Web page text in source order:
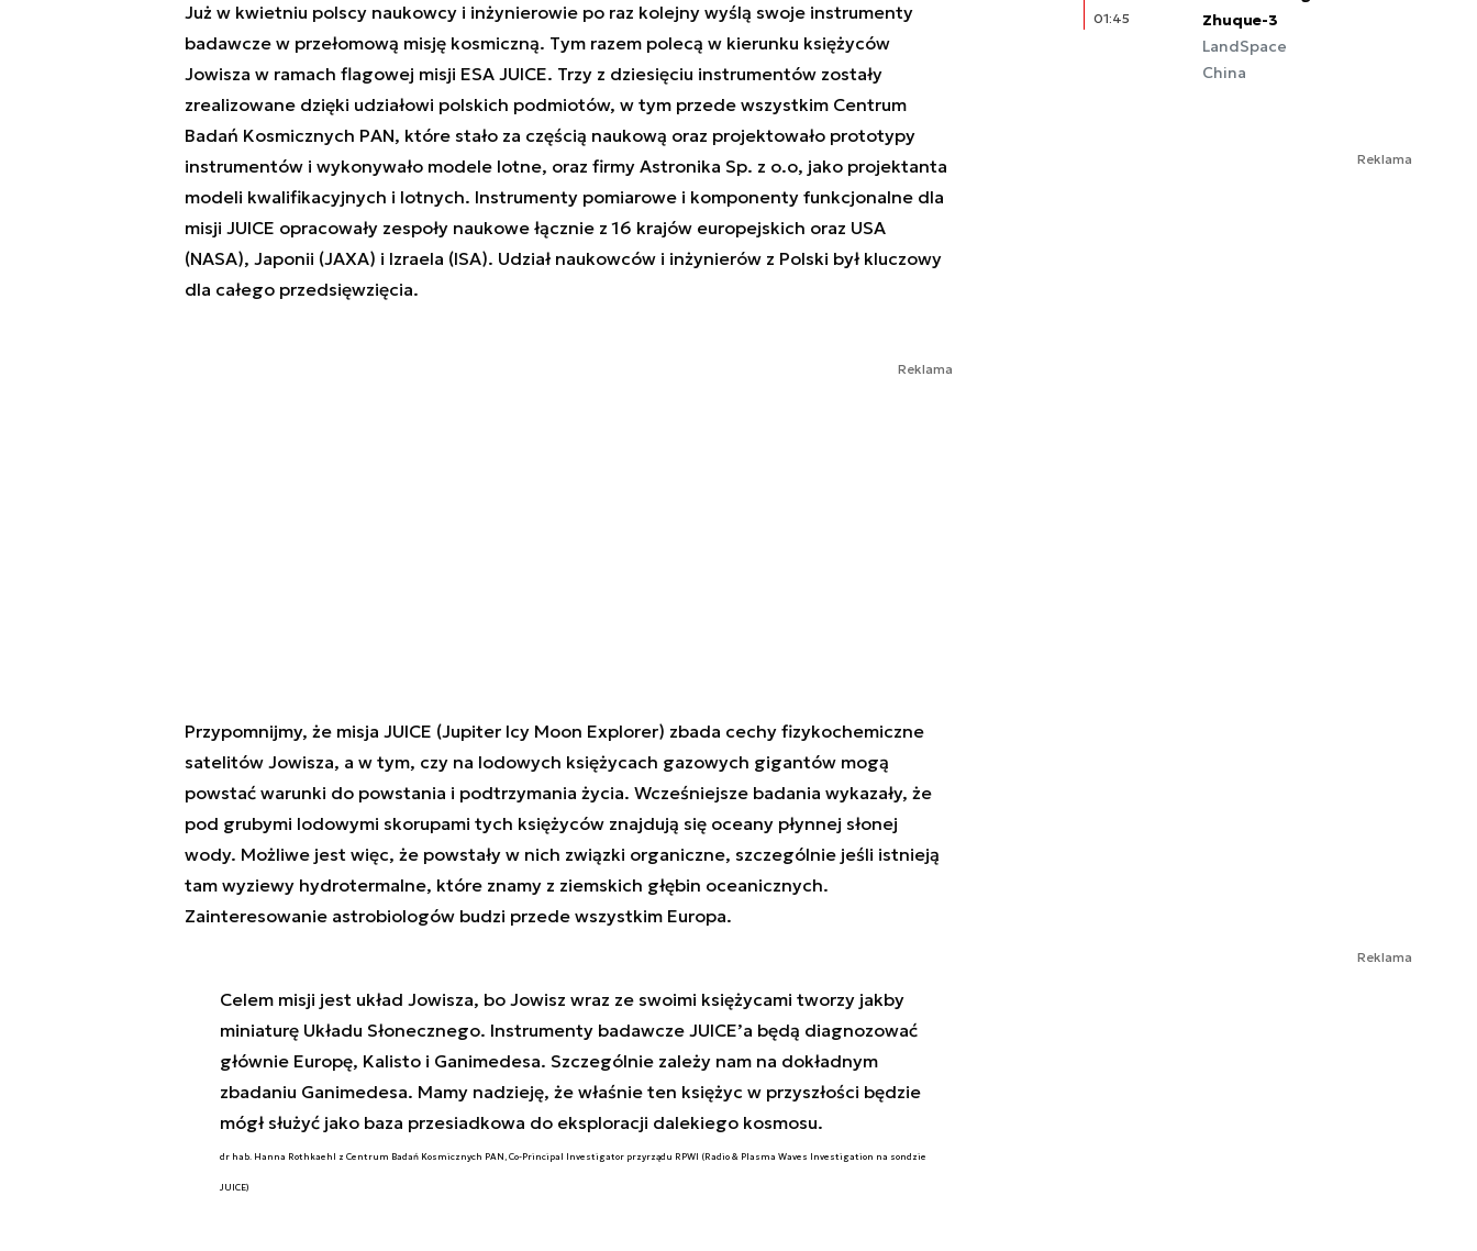
Już w kwietniu polscy naukowcy i inżynierowie po raz kolejny wyślą swoje instrumenty
badawcze w przełomową misję kosmiczną. Tym razem polecą w kierunku księżyców
Jowisza w ramach flagowej misji ESA JUICE. Trzy z dziesięciu instrumentów zostały
zrealizowane dzięki udziałowi polskich podmiotów, w tym przede wszystkim Centrum
Badań Kosmicznych PAN, które stało za częścią naukową oraz projektowało prototypy
instrumentów i wykonywało modele lotne, oraz firmy Astronika Sp. z o.o, jako projektanta
modeli kwalifikacyjnych i lotnych. Instrumenty pomiarowe i komponenty funkcjonalne dla
misji JUICE opracowały zespoły naukowe łącznie z 16 krajów europejskich oraz USA
(NASA), Japonii (JAXA) i Izraela (ISA). Udział naukowców i inżynierów z Polski był kluczowy
dla całego przedsięwzięcia.
Reklama
Przypomnijmy, że misja JUICE (Jupiter Icy Moon Explorer) zbada cechy fizykochemiczne
satelitów Jowisza, a w tym, czy na lodowych księżycach gazowych gigantów mogą
powstać warunki do powstania i podtrzymania życia. Wcześniejsze badania wykazały, że
pod grubymi lodowymi skorupami tych księżyców znajdują się oceany płynnej słonej
wody. Możliwe jest więc, że powstały w nich związki organiczne, szczególnie jeśli istnieją
tam wyziewy hydrotermalne, które znamy z ziemskich głębin oceanicznych.
Zainteresowanie astrobiologów budzi przede wszystkim Europa.
Celem misji jest układ Jowisza, bo Jowisz wraz ze swoimi księżycami tworzy jakby
miniaturę Układu Słonecznego. Instrumenty badawcze JUICE’a będą diagnozować
głównie Europę, Kalisto i Ganimedesa. Szczególnie zależy nam na dokładnym
zbadaniu Ganimedesa. Mamy nadzieję, że właśnie ten księżyc w przyszłości będzie
mógł służyć jako baza przesiadkowa do eksploracji dalekiego kosmosu.
dr hab. Hanna Rothkaehl z Centrum Badań Kosmicznych PAN, Co-Principal Investigator przyrządu RPWI (Radio & Plasma Waves Investigation na sondzie
JUICE)
01:45
Zhuque-3
LandSpace
China
Reklama
Reklama